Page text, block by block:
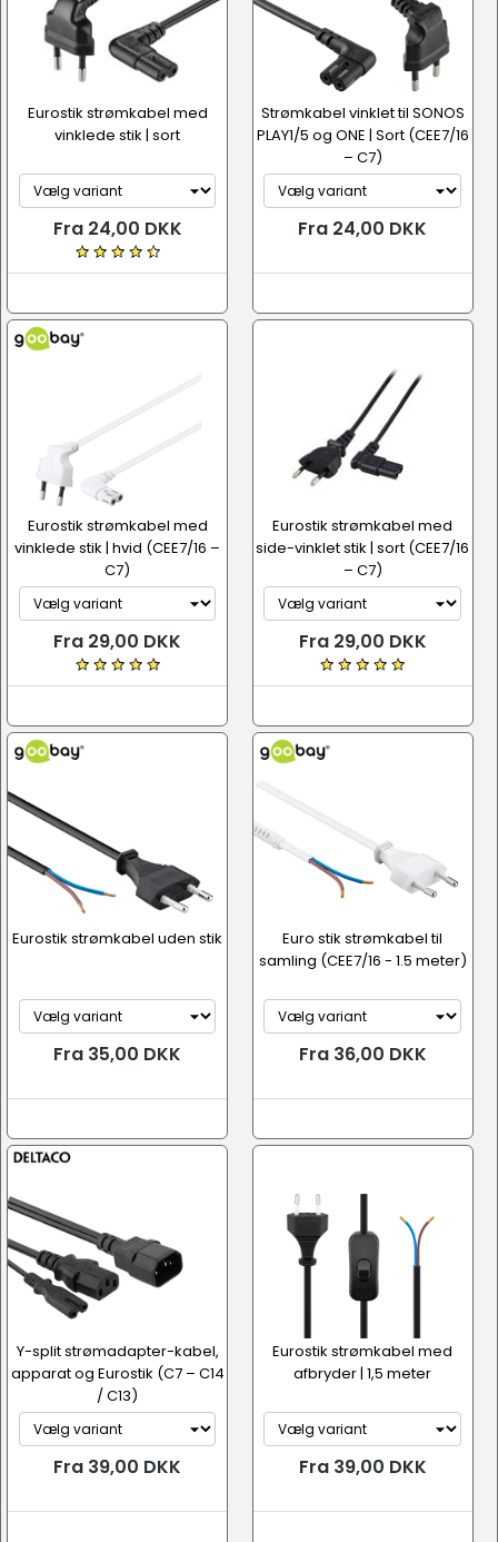
Eurostik strømkabel med
vinklede stik | sort
Fra 24,00 DKK
Strømkabel vinklet til SONOS
PLAY1/5 og ONE | Sort (CEE7/16
– C7)
Fra 24,00 DKK
Eurostik strømkabel med
vinklede stik | hvid (CEE7/16 –
C7)
Fra 29,00 DKK
Eurostik strømkabel med
side-vinklet stik | sort (CEE7/16
– C7)
Fra 29,00 DKK
Eurostik strømkabel uden stik
Fra 35,00 DKK
Euro stik strømkabel til
samling (CEE7/16 - 1.5 meter)
Fra 36,00 DKK
Y-split strømadapter-kabel,
apparat og Eurostik (C7 – C14
/ C13)
Fra 39,00 DKK
Eurostik strømkabel med
afbryder | 1,5 meter
Fra 39,00 DKK